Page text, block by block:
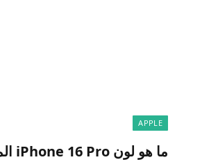
APPLE
ما هو لون iPhone 16 Pro المشاع الذي يعجبك أكثر؟ [Poll]